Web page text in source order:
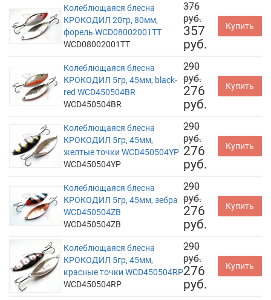
Колеблющаяся блесна
КРОКОДИЛ 20гр, 80мм,
форель WCD08002001TT
WCD08002001TT
376
руб.
357
руб.
Купить
Колеблющаяся блесна
КРОКОДИЛ 5гр, 45мм, black-
red WCD450504BR
WCD450504BR
290
руб.
276
руб.
Купить
Колеблющаяся блесна
КРОКОДИЛ 5гр, 45мм,
желтые точки WCD450504YP
WCD450504YP
290
руб.
276
руб.
Купить
Колеблющаяся блесна
КРОКОДИЛ 5гр, 45мм, зебра
WCD450504ZB
WCD450504ZB
290
руб.
276
руб.
Купить
Колеблющаяся блесна
КРОКОДИЛ 5гр, 45мм,
красные точки WCD450504RP
WCD450504RP
290
руб.
276
руб.
Купить